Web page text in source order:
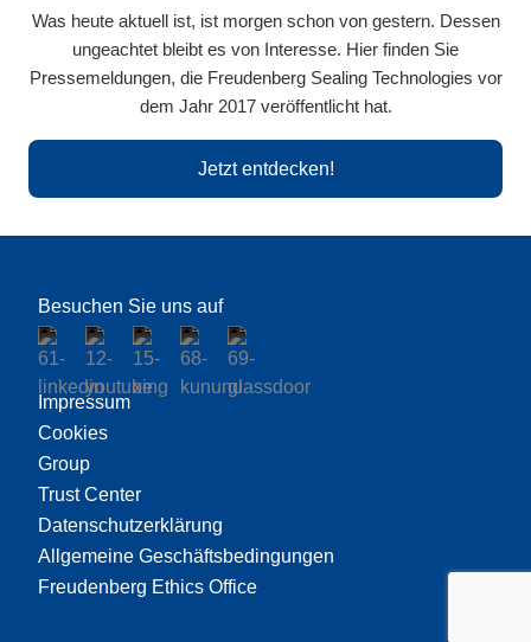
Was heute aktuell ist, ist morgen schon von gestern. Dessen
ungeachtet bleibt es von Interesse. Hier finden Sie
Pressemeldungen, die Freudenberg Sealing Technologies vor
dem Jahr 2017 veröffentlicht hat.
Jetzt entdecken!
Besuchen Sie uns auf
Impressum
Cookies
Group
Trust Center
Datenschutzerklärung
Allgemeine Geschäftsbedingungen
Freudenberg Ethics Office